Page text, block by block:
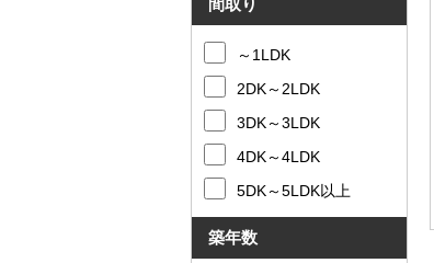
間取り
～1LDK
2DK～2LDK
3DK～3LDK
4DK～4LDK
5DK～5LDK以上
築年数